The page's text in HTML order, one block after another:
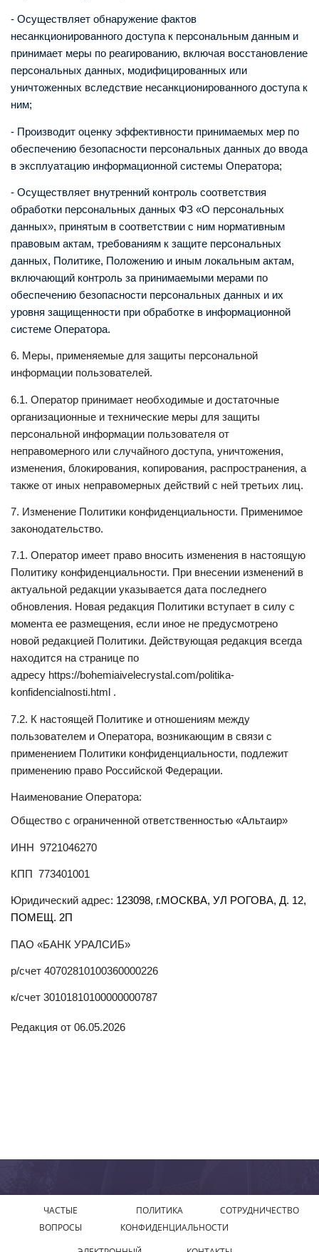
- Осуществляет обнаружение фактов
несанкционированного доступа к персональным данным и
принимает меры по реагированию, включая восстановление
персональных данных, модифицированных или
уничтоженных вследствие несанкционированного доступа к
ним;
- Производит оценку эффективности принимаемых мер по
обеспечению безопасности персональных данных до ввода
в эксплуатацию информационной системы Оператора;
- Осуществляет внутренний контроль соответствия
обработки персональных данных ФЗ «О персональных
данных», принятым в соответствии с ним нормативным
правовым актам, требованиям к защите персональных
данных, Политике, Положению и иным локальным актам,
включающий контроль за принимаемыми мерами по
обеспечению безопасности персональных данных и их
уровня защищенности при обработке в информационной
системе Оператора.
6. Меры, применяемые для защиты персональной
информации пользователей.
6.1. Оператор принимает необходимые и достаточные
организационные и технические меры для защиты
персональной информации пользователя от
неправомерного или случайного доступа, уничтожения,
изменения, блокирования, копирования, распространения, а
также от иных неправомерных действий с ней третьих лиц.
7. Изменение Политики конфиденциальности. Применимое
законодательство.
7.1. Оператор имеет право вносить изменения в настоящую
Политику конфиденциальности. При внесении изменений в
актуальной редакции указывается дата последнего
обновления. Новая редакция Политики вступает в силу с
момента ее размещения, если иное не предусмотрено
новой редакцией Политики. Действующая редакция всегда
находится на странице по
адресу https://bohemiaivelecrystal.com/politika-
konfidencialnosti.html .
7.2. К настоящей Политике и отношениям между
пользователем и Оператора, возникающим в связи с
применением Политики конфиденциальности, подлежит
применению право Российской Федерации.
Наименование Оператора:
Общество с ограниченной ответственностью «Альтаир»
ИНН 9721046270
КПП 773401001
Юридический адрес: 123098, г.МОСКВА, УЛ РОГОВА, Д. 12,
ПОМЕЩ. 2П
ПАО «БАНК УРАЛСИБ»
р/счет 40702810100360000226
к/счет 30101810100000000787
Редакция от 06.05.2026
ЧАСТЫЕ
ВОПРОСЫ
ПОЛИТИКА
КОНФИДЕНЦИАЛЬНОСТИ
СОТРУДНИЧЕСТВО